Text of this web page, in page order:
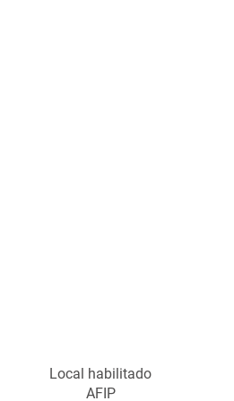
Local habilitado
AFIP